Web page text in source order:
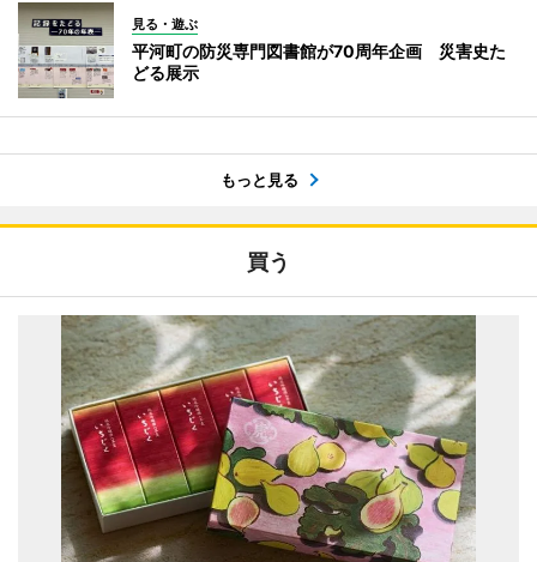
見る・遊ぶ
平河町の防災専門図書館が70周年企画 災害史た
どる展示
もっと見る
買う